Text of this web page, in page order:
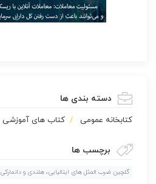
دسته بندی ها
كتابخانه عمومی کتاب های آموزشی
برچسب ها
گلچین ضرب المثل های ایتالیایی، هلندی و دانمارکی